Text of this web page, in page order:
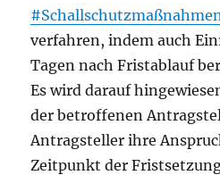
verfahren, indem auch
Tagen nach Fristablauf
Es wird darauf
der betroffenen
Antragsteller ihre
Zeitpunkt der